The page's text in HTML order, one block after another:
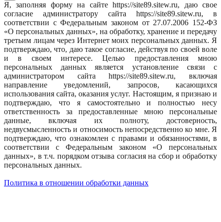
Я, заполняя форму на сайте https://site89.sitew.ru, даю свое
согласие администратору сайта https://site89.sitew.ru, в
соответствии с Федеральным законом от 27.07.2006 152-ФЗ
«О персональных данных», на обработку, хранение и передачу
третьим лицам через Интернет моих персональных данных. Я
подтверждаю, что, даю такое согласие, действуя по своей воле
и в своем интересе. Целью предоставления мною
персональных данных является установление связи с
администратором сайта https://site89.sitew.ru, включая
направление уведомлений, запросов, касающихся
использования сайта, оказания услуг. Настоящим, я признаю и
подтверждаю, что я самостоятельно и полностью несу
ответственность за предоставленные мною персональные
данные, включая их полноту, достоверность,
недвусмысленность и относимость непосредственно ко мне. Я
подтверждаю, что ознакомлен с правами и обязанностями, в
соответствии с Федеральным законом «О персональных
данных», в т.ч. порядком отзыва согласия на сбор и обработку
персональных данных.
Политика в отношении обработки данных